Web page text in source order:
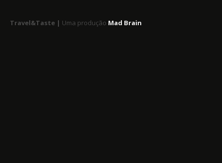
Travel&Taste | Uma produção Mad Brain